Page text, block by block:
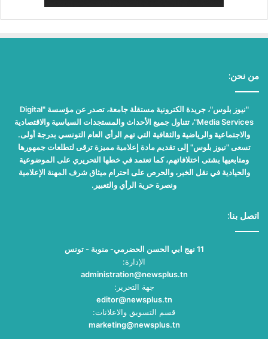
من نحن:
"نيوز بلوس"، جريدة الكترونية مستقلة جامعة، تصدر عن مؤسسة "Digital
Media Services"، تتناول جميع الأحداث والمستجدات السياسية والاقتصادية
والاجتماعية والرياضية والثقافية التي تهم الرأي العام التونسي بدرجة أولى.
تسعى "نيوز بلوس" إلى تقديم مادة إعلامية مميزة ترقى لتطلعات جمهورها
ومتابعيها بشتى اختلافاتهم، كما تعتمد في خطها التحريري على الموضوعية
والحيادية في نقل الخبر، والحرص على احترام ميثاق شرف المهنة الإعلامية
ونصرة حرية الرأي والتعبير.
اتصل بنا:
11 نهج ابي الحسن الحضرمي- منوبة - تونس
الإدارة:
administration@newsplus.tn
جهة التحرير:
editor@newsplus.tn
قسم التسويق والاعلانات:
marketing@newsplus.tn